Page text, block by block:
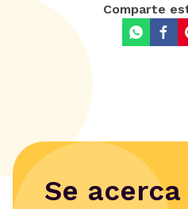
Comparte
Se